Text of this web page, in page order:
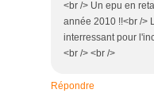
<br /> Un epu en
année 2010 !!<br />
interressant pour
<br /> <br />
Répondre